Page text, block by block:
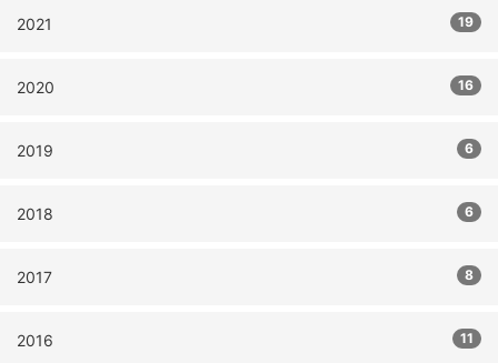
2021 19
2020 16
2019 6
2018 6
2017 8
2016 11